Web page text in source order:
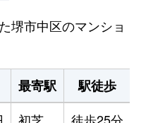
堺市中区のマンショ
最寄駅 駅徒歩